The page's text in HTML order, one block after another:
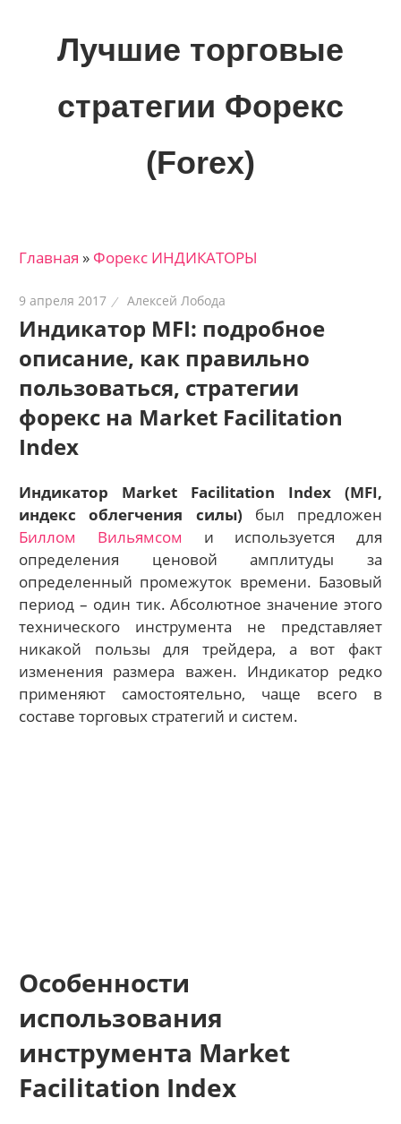
Лучшие торговые
стратегии Форекс
(Forex)
трейдеров
финансовых
рынках:
стратегии,
новости…
Главная » Форекс ИНДИКАТОРЫ
9 апреля 2017 Алексей Лобода
Индикатор MFI: подробное
описание, как правильно
пользоваться, стратегии
форекс на Market Facilitation
Index
Индикатор Market Facilitation Index (MFI,
индекс облегчения силы) был предложен
Биллом Вильямсом и используется для
определения ценовой амплитуды за
определенный промежуток времени. Базовый
период – один тик. Абсолютное значение этого
технического инструмента не представляет
никакой пользы для трейдера, а вот факт
изменения размера важен. Индикатор редко
применяют самостоятельно, чаще всего в
составе торговых стратегий и систем.
Особенности
использования
инструмента Market
Facilitation Index